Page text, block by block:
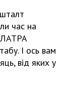
час на
І ось вам
від яких у